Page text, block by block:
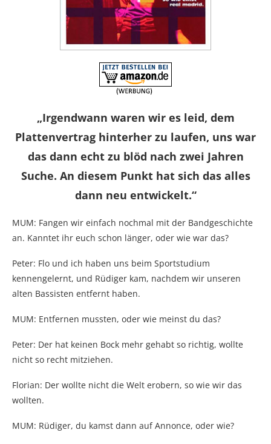
„Irgendwann waren wir es leid, dem
Plattenvertrag hinterher zu laufen, uns war
das dann echt zu blöd nach zwei Jahren
Suche. An diesem Punkt hat sich das alles
dann neu entwickelt.“
MUM: Fangen wir einfach nochmal mit der Bandgeschichte
an. Kanntet ihr euch schon länger, oder wie war das?
Peter: Flo und ich haben uns beim Sportstudium
kennengelernt, und Rüdiger kam, nachdem wir unseren
alten Bassisten entfernt haben.
MUM: Entfernen mussten, oder wie meinst du das?
Peter: Der hat keinen Bock mehr gehabt so richtig, wollte
nicht so recht mitziehen.
Florian: Der wollte nicht die Welt erobern, so wie wir das
wollten.
MUM: Rüdiger, du kamst dann auf Annonce, oder wie?